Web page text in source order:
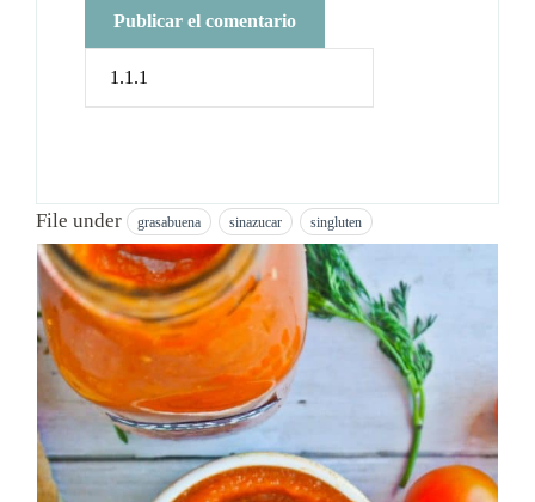
File under grasabuena sinazucar singluten